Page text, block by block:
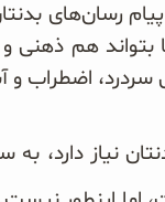
پیام‌ رسان‌های
بتواند هم
سردرد، اضطراب
نیاز دارد،